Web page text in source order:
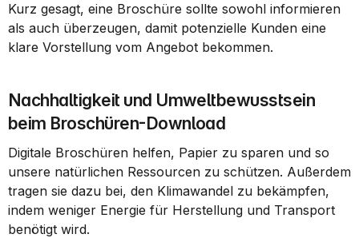
Kurz gesagt, eine Broschüre sollte sowohl informieren
als auch überzeugen, damit potenzielle Kunden eine
klare Vorstellung vom Angebot bekommen.
Nachhaltigkeit und Umweltbewusstsein
beim Broschüren-Download
Digitale Broschüren helfen, Papier zu sparen und so
unsere natürlichen Ressourcen zu schützen. Außerdem
tragen sie dazu bei, den Klimawandel zu bekämpfen,
indem weniger Energie für Herstellung und Transport
benötigt wird.